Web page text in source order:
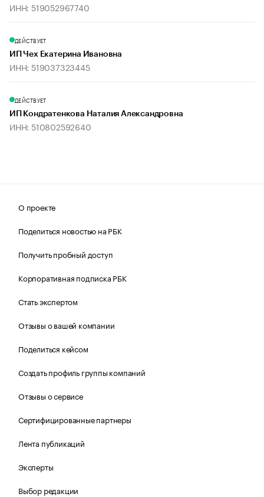
ИНН: 519052967740
ДЕЙСТВУЕТ
ИП Чех Екатерина Ивановна
ИНН: 519037323445
ДЕЙСТВУЕТ
ИП Кондратенкова Наталия Александровна
ИНН: 510802592640
О проекте
Поделиться новостью на РБК
Получить пробный доступ
Корпоративная подписка РБК
Стать экспертом
Отзывы о вашей компании
Поделиться кейсом
Создать профиль группы компаний
Отзывы о сервисе
Сертифицированные партнеры
Лента публикаций
Эксперты
Выбор редакции